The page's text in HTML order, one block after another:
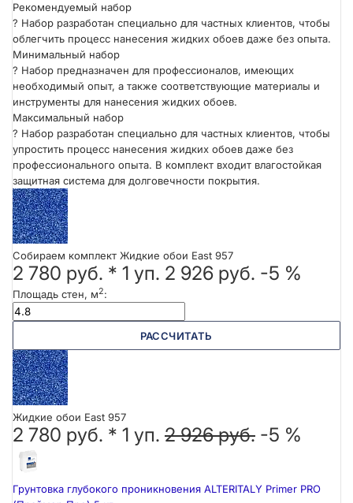
Рекомендуемый набор
? Набор разработан специально для частных клиентов, чтобы
облегчить процесс нанесения жидких обоев даже без опыта.
Минимальный набор
? Набор предназначен для профессионалов, имеющих
необходимый опыт, а также соответствующие материалы и
инструменты для нанесения жидких обоев.
Максимальный набор
? Набор разработан специально для частных клиентов, чтобы
упростить процесс нанесения жидких обоев даже без
профессионального опыта. В комплект входит влагостойкая
защитная система для долговечности покрытия.
Собираем комплект Жидкие обои East 957
2 780 руб. * 1 уп. 2 926 руб. -5 %
Площадь стен, м2:
РАССЧИТАТЬ
Жидкие обои East 957
2 780 руб. * 1 уп. 2 926 руб. -5 %
Грунтовка глубокого проникновения ALTERITALY Primer PRO